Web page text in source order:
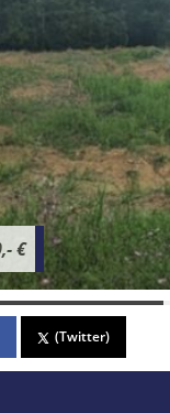
€
(Twitter)